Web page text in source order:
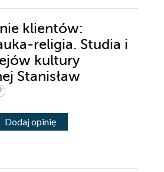
klientów:
religia. Studia i
kultury
Stanisław
Dodaj opinię